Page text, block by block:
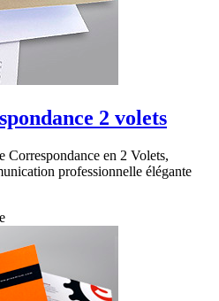
2 volets
Correspondance en 2 Volets,
professionnelle élégante